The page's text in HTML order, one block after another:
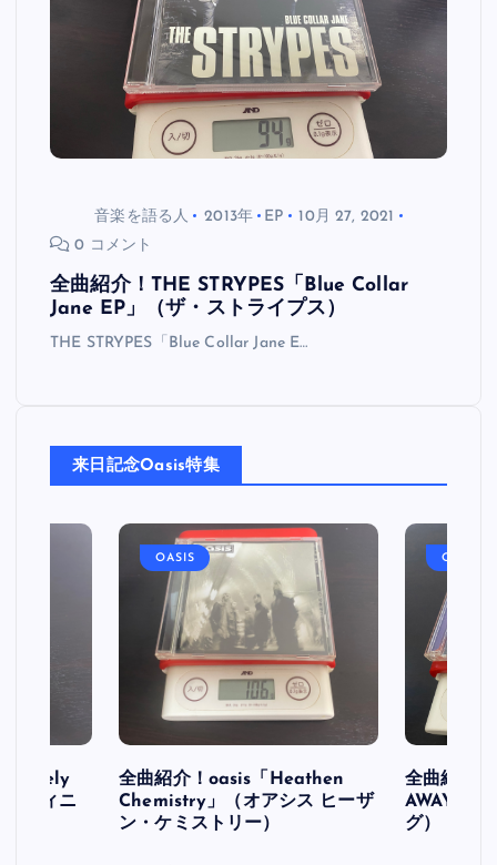
音楽を語る人 2013年 EP
10月 27, 2021
0 コメント
全曲紹介！THE STRYPES「Blue Collar
Jane EP」（ザ・ストライプス）
THE STRYPES「Blue Collar Jane E…
来日記念Oasis特集
フィニ
OASIS
全曲紹介！oasis「Heathen
Chemistry」（オアシス ヒーザ
ン・ケミストリー）
OASIS
全曲紹介
AWAY」
グ）